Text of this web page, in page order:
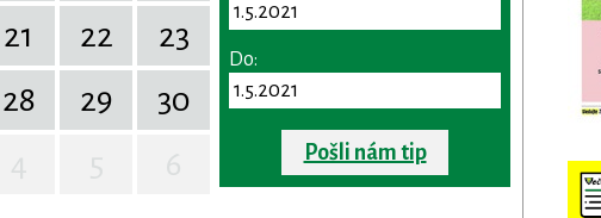
21 22
23
28 29
30
Do:
Pošli nám tip